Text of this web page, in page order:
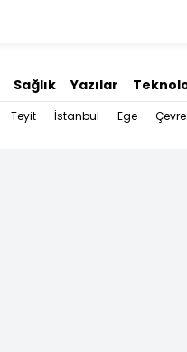
Sağlık Yazılar
Teyit İstanbul Ege Çevre